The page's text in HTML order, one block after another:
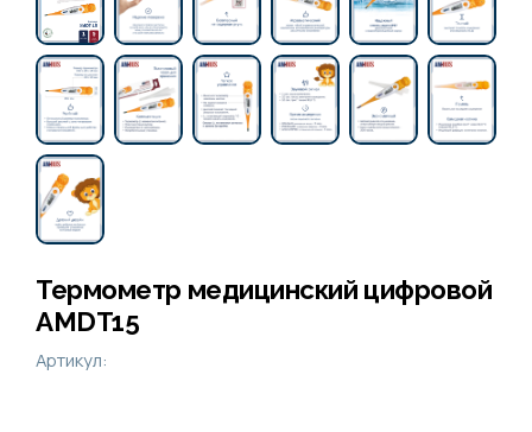
Термометр медицинский цифровой
AMDT15
Артикул: